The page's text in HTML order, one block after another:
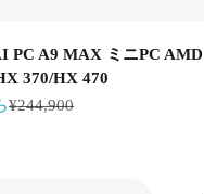
PC A9 MAX ミニPC AMD
370/HX 470
通常価格
¥244,900